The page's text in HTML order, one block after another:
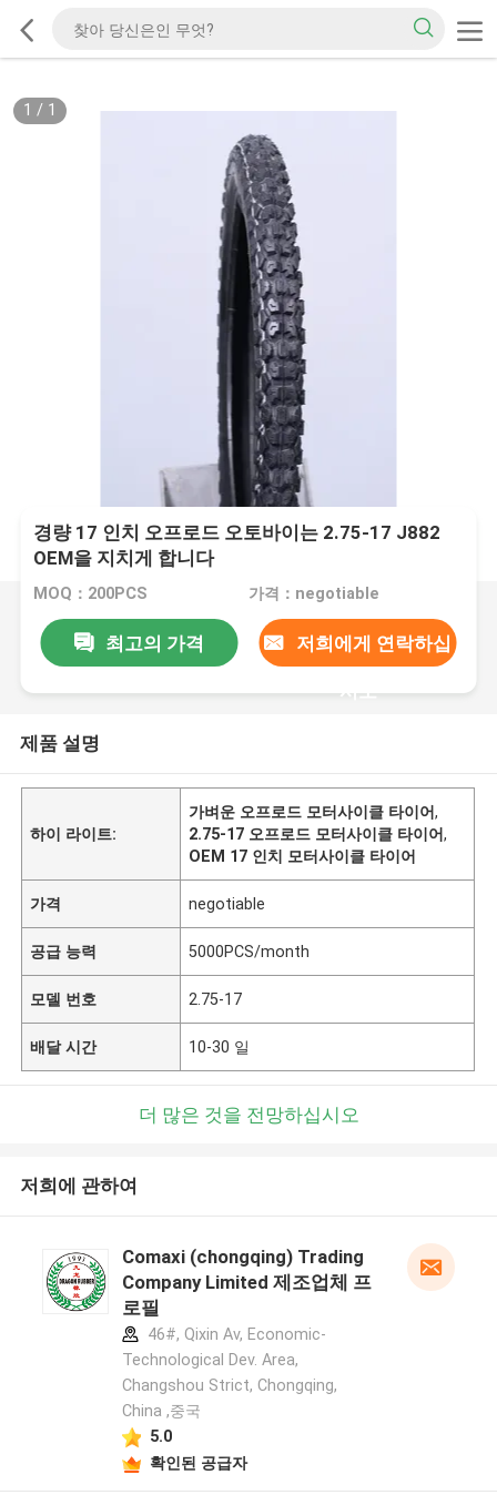
1 / 1
경량 17 인치 오프로드 오토바이는 2.75-17 J882
OEM을 지치게 합니다
MOQ：200PCS 가격：negotiable
최고의 가격 저희에게 연락하십
시오
제품 설명
하이 라이트:
가벼운 오프로드 모터사이클 타이어,
2.75-17 오프로드 모터사이클 타이어,
OEM 17 인치 모터사이클 타이어
가격 negotiable
공급 능력 5000PCS/month
모델 번호 2.75-17
배달 시간 10-30 일
더 많은 것을 전망하십시오
저희에 관하여
Comaxi (chongqing) Trading
Company Limited 제조업체 프
로필
46#, Qixin Av, Economic-
Technological Dev. Area,
Changshou Strict, Chongqing,
China ,중국
5.0
확인된 공급자